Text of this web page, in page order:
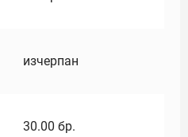
изчерпан
30.00 бр.